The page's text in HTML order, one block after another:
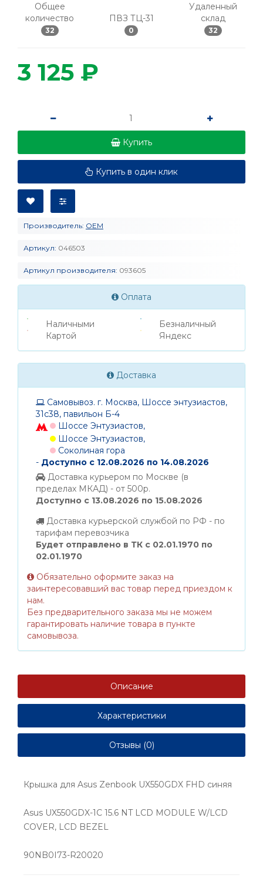
Общее
количество
32
ПВЗ ТЦ-31
0
Удаленный
склад
32
3 125 ₽
Купить
Купить в один клик
Производитель: OEM
Артикул: 046503
Артикул производителя: 093605
Оплата
Наличными
Картой
Безналичный
Яндекс
Доставка
Самовывоз. г. Москва, Шоссе энтузиастов,
31с38, павильон Б-4
Шоссе Энтузиастов,
Шоссе Энтузиастов,
Соколиная гора
- Доступно с 12.08.2026 по 14.08.2026
Доставка курьером по Москве (в
пределах МКАД) - от 500р.
Доступно с 13.08.2026 по 15.08.2026
Доставка курьерской службой по РФ - по
тарифам перевозчика
Будет отправлено в ТК с 02.01.1970 по
02.01.1970
Обязательно оформите заказ на
заинтересовавший вас товар перед приездом к
нам.
Без предварительного заказа мы не можем
гарантировать наличие товара в пункте
самовывоза.
Описание
Характеристики
Отзывы (0)
Крышка для Asus Zenbook UX550GDX FHD синяя
Asus UX550GDX-1C 15.6 NT LCD MODULE W/LCD
COVER, LCD BEZEL
90NB0I73-R20020